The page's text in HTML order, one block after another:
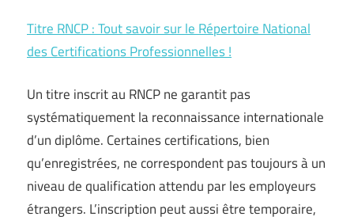
Titre RNCP : Tout savoir sur le Répertoire National
des Certifications Professionnelles !
Un titre inscrit au RNCP ne garantit pas
systématiquement la reconnaissance internationale
d’un diplôme. Certaines certifications, bien
qu’enregistrées, ne correspondent pas toujours à un
niveau de qualification attendu par les employeurs
étrangers. L’inscription peut aussi être temporaire,